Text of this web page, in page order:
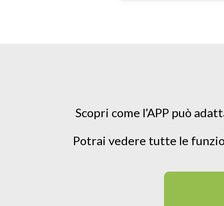
Scopri come l’APP può
Potrai vedere tutte le